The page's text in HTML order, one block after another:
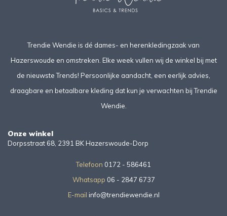
Trendie Wendie is dé dames- en herenkledingzaak van
Hazerswoude en omstreken. Elke week vullen wij de winkel bij met
de nieuwste Trends! Persoonlijke aandacht, een eerlijk advies,
draagbare en betaalbare kleding dat kun je verwachten bij Trendie
Wendie.
Onze winkel
Dorpsstraat 68, 2391 BK Hazerswoude-Dorp
Telefoon 0172 - 586461
Whatsapp 06 - 2847 6737
E-mail info@trendiewendie.nl